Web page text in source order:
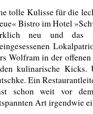
tolle Kulisse für die
Bistro im Hotel
neu und das
Wolfram in der
kulinarische Kicks.
Ein
schon weit vor
Art irgendwie